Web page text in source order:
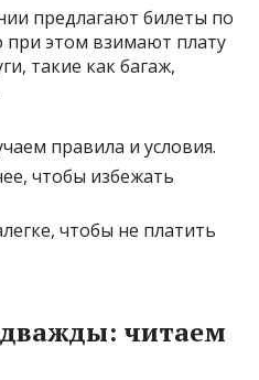
предлагают билеты по
этом взимают плату
такие как багаж,
правила и условия.
чтобы избежать
чтобы не платить
читаем